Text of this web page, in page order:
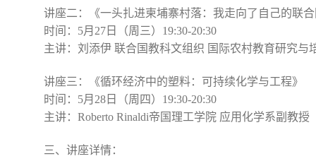
讲座二：《一头扎进柬埔寨村落：我走向了自己的联
时间： 5月 27 日（周三） 19:30-20:30
主讲：刘添伊 联合国教科文组织 国际农村教育研究与
讲座三：《循环经济中的塑料：可持续化学与工程》
时间： 5月 28 日（周四） 19:30-20:30
主讲： Roberto Rinaldi帝国理工学院 应用化学系副教授
三、 讲座详情：